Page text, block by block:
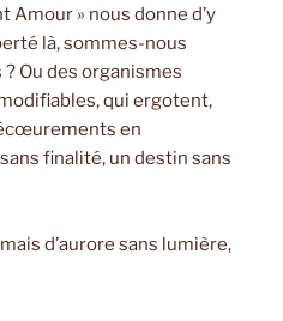
Amour » nous donne d’y
là, sommes-nous
Ou des organismes
qui ergotent,
en
finalité, un destin sans
d’aurore sans lumière,